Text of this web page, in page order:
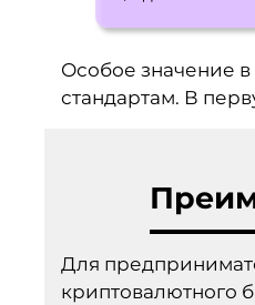
Особое значение
стандартам. В
Для
криптовалютного